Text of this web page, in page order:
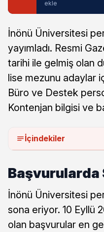
ekle
İnönü Üniversitesi
yayımladı. Resmi
tarihi ile gelmiş olan
lise mezunu adaylar
Büro ve Destek
Kontenjan bilgisi ve
İçindekiler
Başvurularda
İnönü Üniversitesi
sona eriyor. 10 Eyllü
olan başvurular en